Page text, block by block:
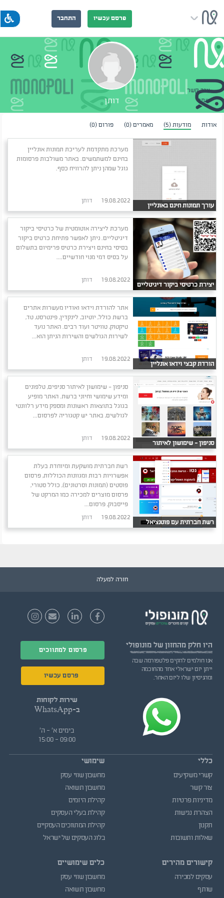
פרסם עכשיו התחבר
צור קשר
שתף
דותן
אודות מודעות (5) מאמרים (0) פורום (0)
עורך תמונות חינם באונליין
מערכת מתקדמת לעריכת תמונות אונליין
בחינם למשתמשים. באתר משולבות פרסומות
גוגל שמהן ניתן להרוויח כסף.
דותן
יצירת כרטיסי ביקור דיגיטליים
מערכת ליצירה אוטומטית של כרטיסי ביקור
דיגיטליים. ניתן לאפשר פתיחת כרטיס ביקור
בסיסי בחינם ויצירת כרטיס פרימיום בתשלום
על בסיס דמי מנוי חודשיים....
דותן
הורדת קבצי וידאו אונליין
בחינם
אתר להורדת וידאו ואודיו מעשרות אתרים
ברשת כולל, יוטיוב, לינקדין, פינטרסט, טד,
טיקטוק, טוויטר ועוד רבים. האתר נועד
לשירות הגולשים והשירות הניתן הוא...
דותן
סניפון - שימושון לאיתור
סניפים
סניפון - שימושון לאיתור סניפים, טלפונים
ומידע שימושי וחיוני ברשת. האתר מופיע
בגוגל בתוצאות ראשונות ומספק מידע רלוונטי
לגולשים, באתר יש קטגוריה לפרסום...
דותן
רשת חברתית עם פוטנציאל
רווח אדיר
רשת חברתית מושקעת ומיוחדת בעלת
אפשרויות רבות ומגוונות הכוללות, פרסום
פוסטים (תמונות וסרטונים), כולל סטורי,
פרסום מוצרים למכירה כמו המרקט של
פייסבוק, פרסום...
דותן
חזרה למעלה
היו חלק מהחזון של מונופולי
אנו חולמים להקים פלטפורמה שבה
ייתן יזם ישראלי אחד מהחוכמה
ומהניסיון שלו ליזם האחר.
פרסום למתווכים
פרסם עכשיו
שירות לקוחות
ב-WhatsApp
בימים א' - ה'
09:00 - 15:00
כללי
קשרי משקיעים
צור קשר
מדיניות פרטיות
הצהרת נגישות
תקנון
שאלות ותשובות
קישורים מהירים
עסקים למכירה
שותף
שימושי
מחשבון שווי עסק
מחשבון תשואה
קהילת היזמים
קהילת בעלי העסקים
קהילת המתווכים העסקיים
בלוג העסקים של ישראל
כלים שימושיים
מחשבון שווי עסק
מחשבון תשואה